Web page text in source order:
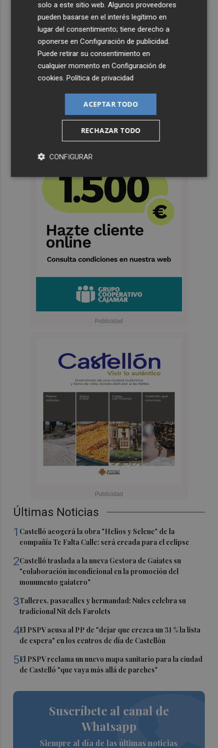
Últimas Noticias
1 Castelló acogerá la obra "Helios y Selene" de la
compañía Te Falta Calle: será creada para el eclipse
2Castelló traslada a la nueva Gestora de Gaiates su
"colaboración incondicional en la promoción del
monumento gaiatero"
3Talleres, pasacalles y hermandad: Nules celebra su
tradicional Nit dels Farolets
4El PSPV acusa al PP de "dejar que crezca un 31 % la lista
de espera" en los centros de día de Castellón
5El PSPV reclama un nuevo mapa sanitario para la ciudad
de Castelló "que vaya más allá de parches"
Suscríbete al canal de
Whatsapp
Siempre al día de las últimas noticias
solo a este sitio web. Algunos proveedores
pueden basarse en el interés legítimo en
lugar del consentimiento; tiene derecho a
oponerse enConfiguración de publicidad.
Puede retirar su consentimiento en
cualquier momento enConfiguración de
cookies.Política de privacidad
ACEPTAR TODO
RECHAZAR TODO
CONFIGURAR